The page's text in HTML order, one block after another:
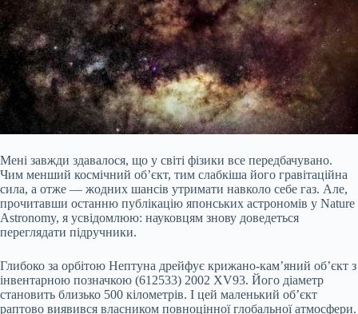
Мені завжди здавалося, що у світі фізики все передбачувано.
Чим менший космічний об’єкт, тим слабкіша його гравітаційна
сила, а отже — жодних шансів утримати навколо себе газ. Але,
прочитавши останню публікацію японських астрономів у Nature
Astronomy, я усвідомлюю: науковцям знову доведеться
переглядати підручники.
Глибоко за орбітою Нептуна дрейфує крижано-кам’яний об’єкт з
інвентарною позначкою (612533) 2002 XV93. Його діаметр
становить близько 500 кілометрів. І цей маленький об’єкт
раптово виявився власником повноцінної глобальної атмосфери.